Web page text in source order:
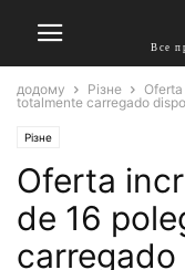
Все
додому Різне
totalmente carregado
Різне
Oferta
de 16